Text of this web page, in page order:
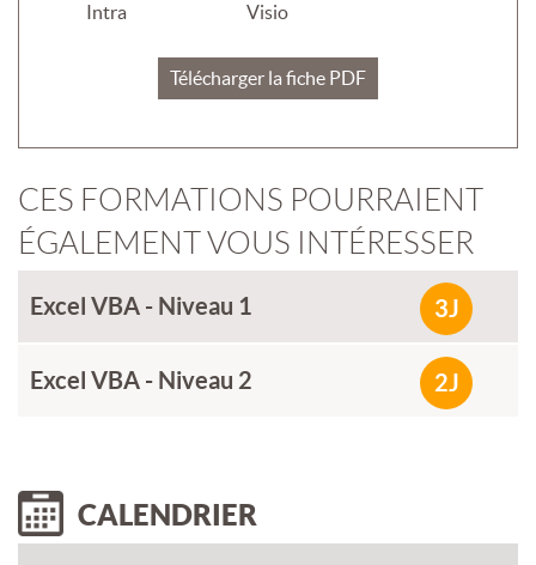
Intra Visio
Télécharger la fiche PDF
CES FORMATIONS POURRAIENT
ÉGALEMENT VOUS INTÉRESSER
Excel VBA - Niveau 1 3J
Excel VBA - Niveau 2 2J
CALENDRIER